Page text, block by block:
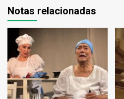
Notas relacionadas